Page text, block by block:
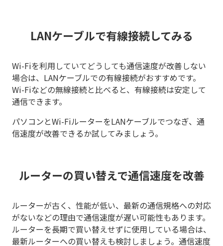
LANケーブルで有線接続してみる
Wi-Fiを利用していてどうしても通信速度が改善しない
場合は、LANケーブルでの有線接続がおすすめです。
Wi-Fiなどの無線接続と比べると、有線接続は安定して
通信できます。
パソコンとWi-FiルーターをLANケーブルでつなぎ、通
信速度が改善できるか試してみましょう。
ルーターの買い替えで通信速度を改善
ルーターが古く、性能が低い、最新の通信規格への対応
がないなどの理由で通信速度が遅い可能性もあります。
ルーターを長期で買い替えせずに使用している場合は、
最新ルーターへの買い替えも検討しましょう。通信速度